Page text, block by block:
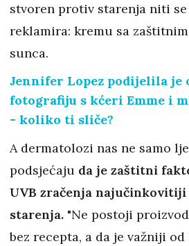
stvoren protiv starenja niti se
reklamira: kremu sa
sunca.
Jennifer Lopez podijelila je
fotografiju s kćeri Emme i
- koliko ti sliče?
A dermatolozi nas ne samo
podsjećaju da je zaštitni
UVB zračenja
starenja. "Ne postoji
bez recepta, a da je važniji od